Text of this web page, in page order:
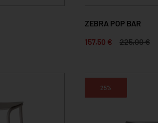
ZEBRA POP BAR
157,50 €
225,00 €
25%